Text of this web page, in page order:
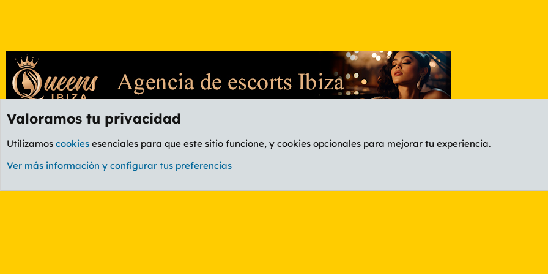
Valoramos tu privacidad
Utilizamos cookies esenciales para que este sitio funcione, y cookies opcionales para mejorar tu experiencia.
Ver más información y configurar tus preferencias